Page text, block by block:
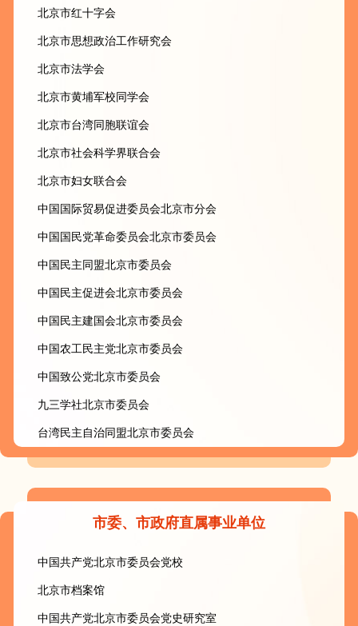
北京市红十字会
北京市思想政治工作研究会
北京市法学会
北京市黄埔军校同学会
北京市台湾同胞联谊会
北京市社会科学界联合会
北京市妇女联合会
中国国际贸易促进委员会北京市分会
中国国民党革命委员会北京市委员会
中国民主同盟北京市委员会
中国民主促进会北京市委员会
中国民主建国会北京市委员会
中国农工民主党北京市委员会
中国致公党北京市委员会
九三学社北京市委员会
台湾民主自治同盟北京市委员会
市委、市政府直属事业单位
中国共产党北京市委员会党校
北京市档案馆
中国共产党北京市委员会党史研究室